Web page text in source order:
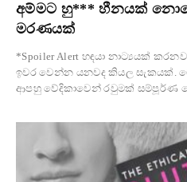
අම්මට හු*** හීනයක්
මරණයක්
*Spoiler Alert හඳයා නාට්‍යයක්
ඉවර වෙන්න යනවද කියල සැකයක්.
ආපහු වේදිකාවෙන් රවුමක් සම්පූර්ණ